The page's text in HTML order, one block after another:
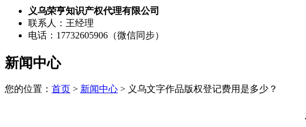
义乌荣亨知识产权代理有限公司
联系人：王经理
电话：17732605906（微信同步）
新闻中心
您的位置： 首页 > 新闻中心 > 义乌文字作品版权登记费用是多少？